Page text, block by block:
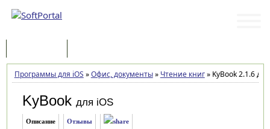
Программы для iOS »Офис, документы» Чтение книг»KyBook 2.1.6
KyBook для iOS
Описание Отзывы